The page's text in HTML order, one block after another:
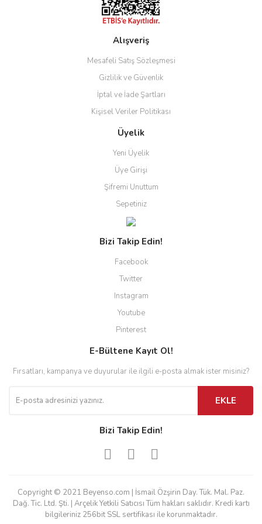
Gönder
Alışveriş
Mesafeli Satış Sözleşmesi
Gizlilik ve Güvenlik
İptal ve İade Şartları
Kişisel Veriler Politikası
Üyelik
Yeni Üyelik
Üye Girişi
Şifremi Unuttum
Sepetiniz
Bizi Takip Edin!
Facebook
Twitter
Instagram
Youtube
Pinterest
E-Bültene Kayıt Ol!
Fırsatları, kampanya ve duyurular ile ilgili e-posta almak ister misiniz?
EKLE
Bizi Takip Edin!
Copyright © 2021 Beyenso.com | İsmail Özşirin Day. Tük. Mal. Paz.
Dağ. Tic. Ltd. Şti. | Arçelik Yetkili Satıcısı Tüm hakları saklıdır. Kredi kartı
bilgileriniz 256bit SSL sertifikası ile korunmaktadır.